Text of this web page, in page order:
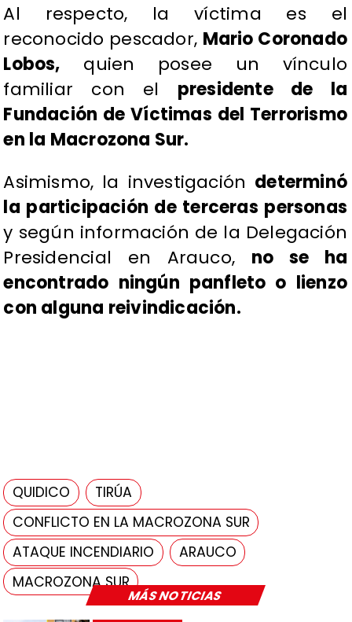
MÁS NOTICIAS
Al respecto, la víctima es el
reconocido pescador, Mario Coronado
Lobos, quien posee un vínculo
familiar con el presidente de la
Fundación de Víctimas del Terrorismo
en la Macrozona Sur.
Asimismo, la investigación determinó
la participación de terceras personas
y según información de la Delegación
Presidencial en Arauco, no se ha
encontrado ningún panfleto o lienzo
con alguna reivindicación.
QUIDICO
TIRÚA
CONFLICTO EN LA MACROZONA SUR
ATAQUE INCENDIARIO
ARAUCO
MACROZONA SUR